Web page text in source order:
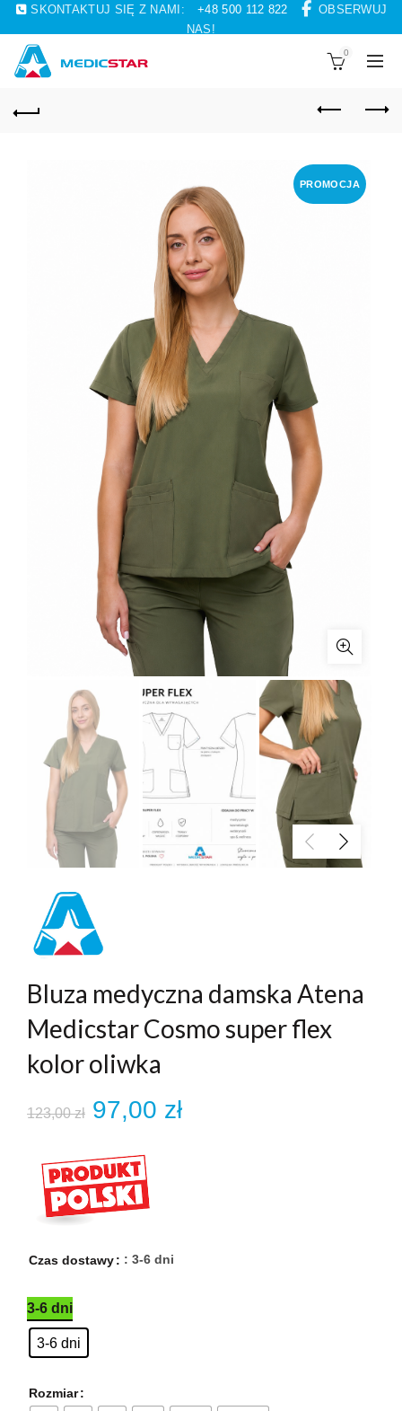
SKONTAKTUJ SIĘ Z NAMI: +48 500 112 822
OBSERWUJ
NAS!
0
PROMOCJA
Bluza medyczna damska Atena
Medicstar Cosmo super flex
kolor oliwka
123,00zł Pierwotna
cena
wynosiła:
97,00 złAktualna
Czas dostawy : 3-6 dni
3-6 dni
3-6 dni
Rozmiar